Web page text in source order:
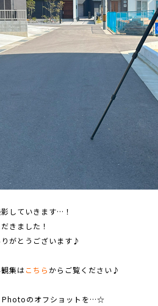
していきます…！
きました！
がとうございます♪
集はこちら からご覧ください♪
Photoのオフショットを…☆